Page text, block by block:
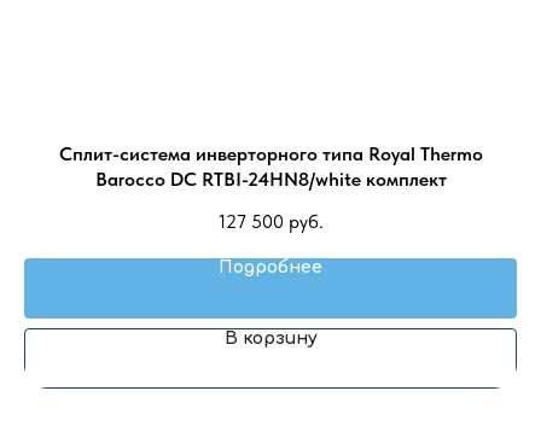
Сплит-система инверторного типа Royal Thermo
Barocco DC RTBI-24HN8/white комплект
127 500 руб.
Подробнее
В корзину